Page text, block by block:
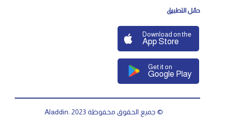
حمّل التطبيق
Download on the
App Store
Get it on
Google Play
© جميع الحقوق محفوظة Aladdin. 2023